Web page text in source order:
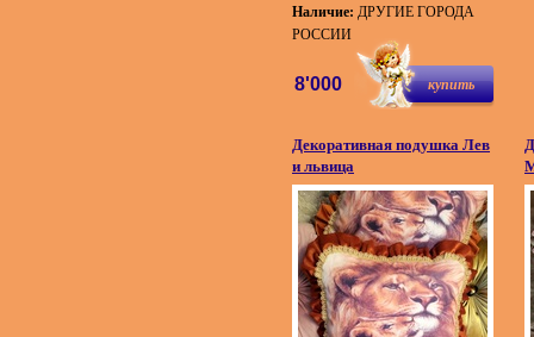
Наличие: ДРУГИЕ ГОРОДА
РОССИИ
купить
8'000
Декоративная подушка Лев
и львица